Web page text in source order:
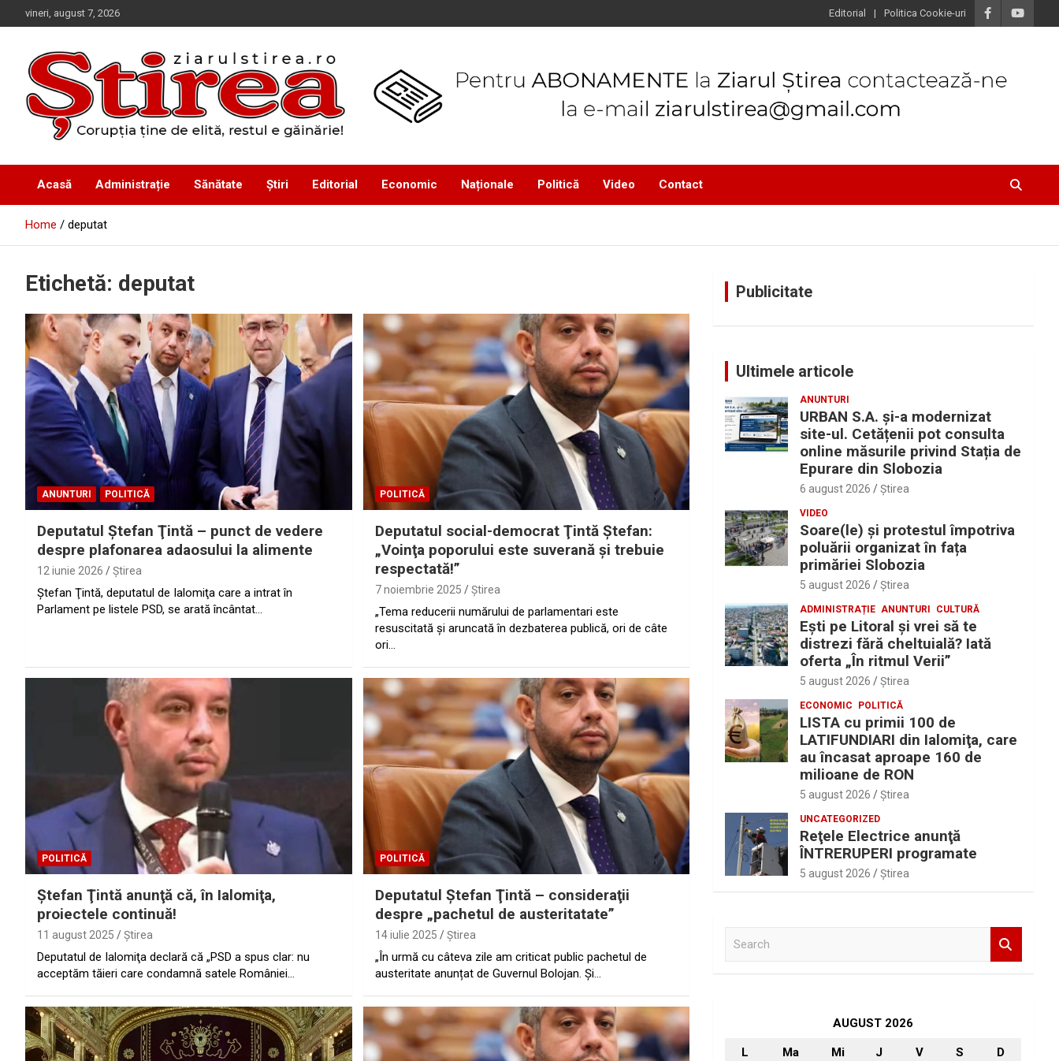
to
vineri, august 7, 2026 Editorial Politica Cookie-uri
Ziarul Știrea
Acasă Administrație Sănătate Știri Editorial Economic Naționale Politică Video Contact
Home deputat
Etichetă: deputat
ANUNTURI POLITICĂ
Deputatul Ştefan Ţintă – punct de vedere
despre plafonarea adaosului la alimente
12 iunie 2026 Ştirea
Ştefan Ţintă, deputatul de Ialomiţa care a intrat în
Parlament pe listele PSD, se arată încântat…
POLITICĂ
Deputatul social-democrat Ţintă Ştefan:
„Voinţa poporului este suverană şi trebuie
respectată!”
7 noiembrie 2025 Ştirea
„Tema reducerii numărului de parlamentari este
resuscitată şi aruncată în dezbaterea publică, ori de câte
ori…
POLITICĂ
Ştefan Ţintă anunţă că, în Ialomiţa,
proiectele continuă!
11 august 2025 Ştirea
Deputatul de Ialomiţa declară că „PSD a spus clar: nu
acceptăm tăieri care condamnă satele României…
POLITICĂ
Deputatul Ştefan Ţintă – consideraţii
despre „pachetul de austeritatate”
14 iulie 2025 Ştirea
„În urmă cu câteva zile am criticat public pachetul de
austeritate anunțat de Guvernul Bolojan. Și…
Publicitate
Ultimele articole
ANUNTURI
URBAN S.A. și-a modernizat
site-ul. Cetățenii pot consulta
online măsurile privind Stația de
Epurare din Slobozia
6 august 2026 Ştirea
VIDEO
Soare(le) și protestul împotriva
poluării organizat în fața
primăriei Slobozia
5 august 2026 Ştirea
ADMINISTRAȚIE ANUNTURI CULTURĂ
Eşti pe Litoral şi vrei să te
distrezi fără cheltuială? Iată
oferta „În ritmul Verii”
5 august 2026 Ştirea
ECONOMIC POLITICĂ
LISTA cu primii 100 de
LATIFUNDIARI din Ialomiţa, care
au încasat aproape 160 de
milioane de RON
5 august 2026 Ştirea
UNCATEGORIZED
Reţele Electrice anunţă
ÎNTRERUPERI programate
5 august 2026 Ştirea
AUGUST 2026
L Ma Mi J V S D